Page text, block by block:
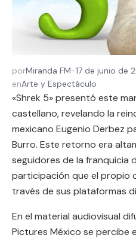
porMiranda FM-17 de junio de
enArte y Espectáculo
«Shrek 5» presentó este
castellano, revelando la
mexicano Eugenio Derbez
Burro. Este retorno era
seguidores de la franquicia
participación que el propio
través de sus plataformas
En el material audiovisual
Pictures México se